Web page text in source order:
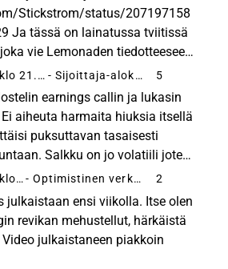
Aika tasaista
jotkin kulut aiheuttaa porinaa.
on karu...
Stickstrom/status/207197158
Ja tässä on lainatussa tviitissä
vie Lemonaden tiedotteeseen
Inc. - News - Lemonade
Program, Improving
Lemonade's Investor...
30.6.2026 klo 21.04 - Sijoittaja-alokas 5
earnings callin ja lukasin
Ei aiheuta harmaita hiuksia itsellä
puksuttavan tasaisesti
Salkku on jo volatiili joten
hikikarpaloita tule otsalle.
ennemmin lisäilyn paikkana
29.7.2026 klo 16.36 - Optimistinen verkkapöksy 2
julkaistaan ensi viikolla. Itse olen
revikan mehustellut, härkäistä
julkaistaneen piakkoin